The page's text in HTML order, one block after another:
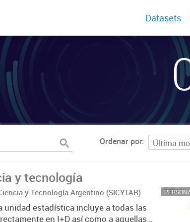
Datasets
Ordenar por
y tecnología
y Tecnología Argentino (SICYTAR)
unidad estadística incluye a todas las
en I+D así como a aquellas